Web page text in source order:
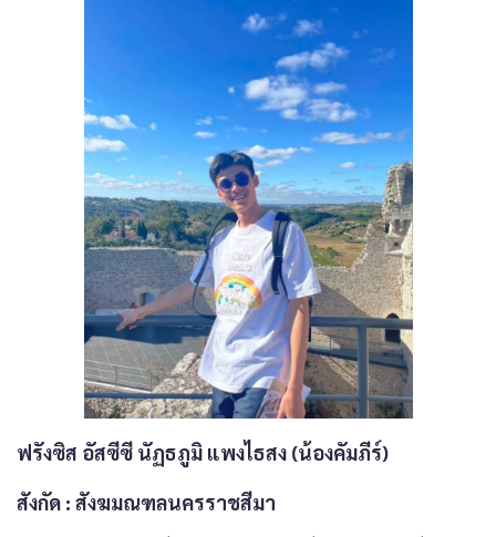
ฟรังซิส อัสซีซี นัฏธภูมิ แพงไธสง (น้องคัมภีร์)
สังกัด : สังฆมณฑลนครราชสีมา